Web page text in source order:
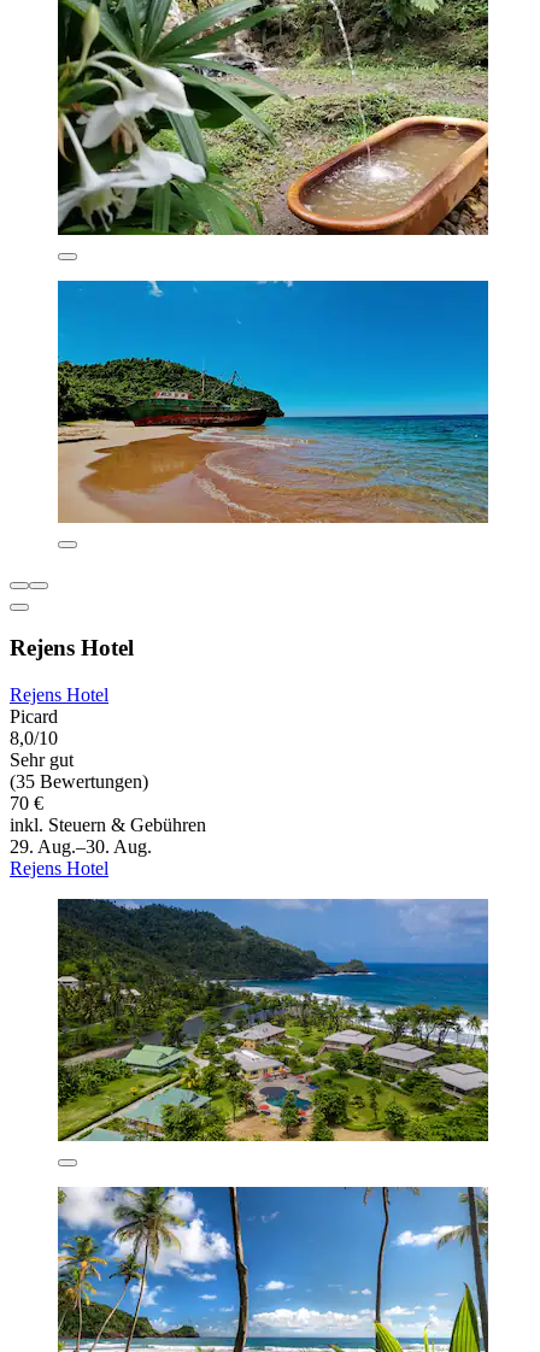
Rejens Hotel
Rejens Hotel
Picard
8,0/10
Sehr gut
(35 Bewertungen)
70 €
inkl. Steuern & Gebühren
29. Aug.–30. Aug.
Rejens Hotel